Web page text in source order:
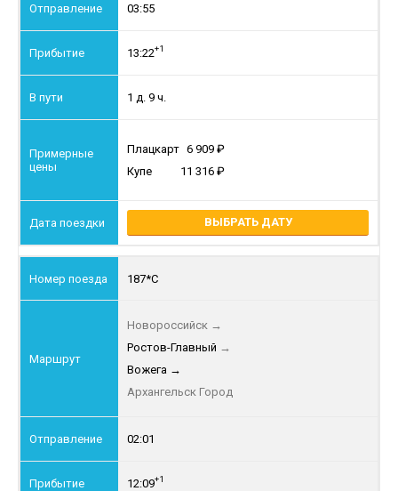
03:55
13:22+1
1 д. 9 ч.
Плацкарт 6 909
Купе
11 316
ВЫБРАТЬ ДАТУ
187*С
Новороссийск →
Ростов-Главный →
Вожега →
Архангельск Город
02:01
12:09+1